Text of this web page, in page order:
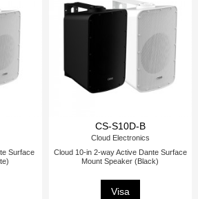
Surface
CS-S10D-B
Cloud Electronics
Cloud 10-in 2-way Active Dante Surface
Mount Speaker (Black)
Visa